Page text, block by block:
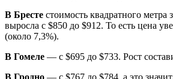
В Бресте стоимость квадратного метра
выросла с $850 до $912. То есть цена
(около 7,3%).
В Гомеле — с $695 до $733. Рост
В Гродно — с $767 до $784, а это